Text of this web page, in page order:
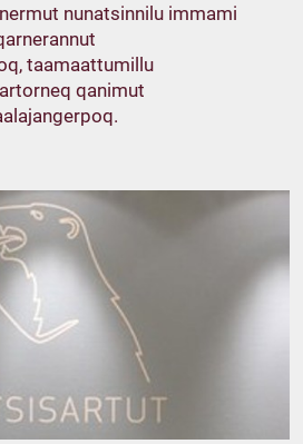
nunatsinnilu immami
taamaattumillu
qanimut